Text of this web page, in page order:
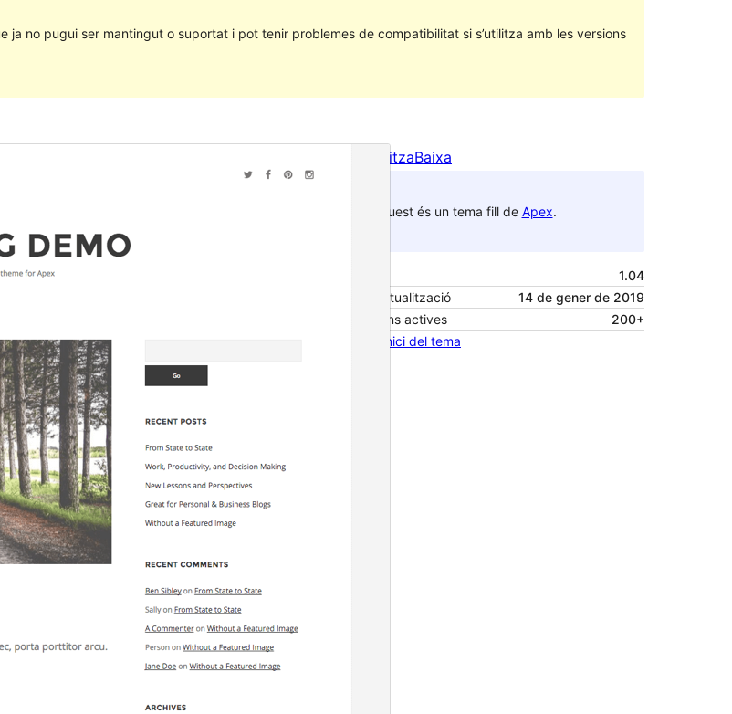
ja no pugui ser mantingut o suportat i pot tenir problemes de compatibilitat si s’utilitza amb les versions
PrevisualitzaBaixa
Aquest és un tema fill de Apex.
1.04
Darrera actualització
14 de gener de 2019
Instal·lacions actives
200+
Pàgina d’inici del tema